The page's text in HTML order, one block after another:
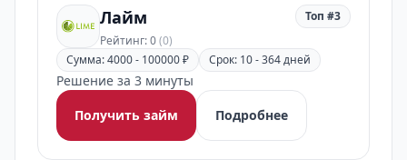
Лайм
Рейтинг: 0(0)
Топ #3
Сумма: 4000 - 100000 ₽ Срок: 10 - 364 дней
Решение за 3 минуты
Получить займ
Подробнее